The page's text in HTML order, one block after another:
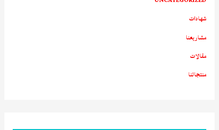
شهادات
مشاريعنا
مقالات
منتجاتنا